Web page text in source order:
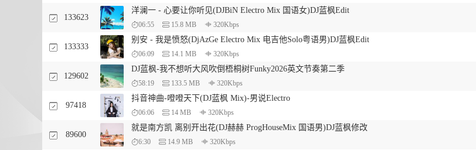
133623
洋澜一 - 心要让你听见(DJBiN Electro Mix 国语女)DJ蓝枫Edit
06:55 15.8 MB 320Kbps
133333
别安 - 我是愤怒(DjAzGe Electro Mix 电吉他Solo粤语男)DJ蓝枫Edit
06:09 14.1 MB 320Kbps
129602
DJ蓝枫-我不想听大风吹倒梧桐树Funky2026英文节奏第二季
58:19 133.5 MB 320Kbps
97418
抖音神曲-噔噔天下(DJ蓝枫 Mix)-男说Electro
06:06 14 MB 320Kbps
89600
就是南方凯 离别开出花(DJ赫赫 ProgHouseMix 国语男)DJ蓝枫修改
6:30 14.9 MB 320Kbps